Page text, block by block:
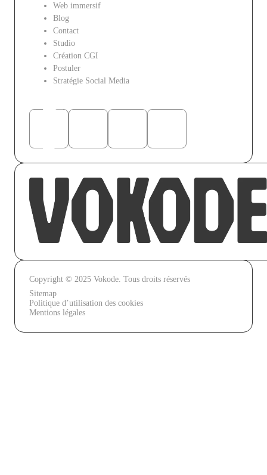
Web immersif
Blog
Contact
Studio
Création CGI
Postuler
Stratégie Social Media
Copyright © 2025 Vokode. Tous droits réservés
Sitemap
Politique d’utilisation des cookies
Mentions légales